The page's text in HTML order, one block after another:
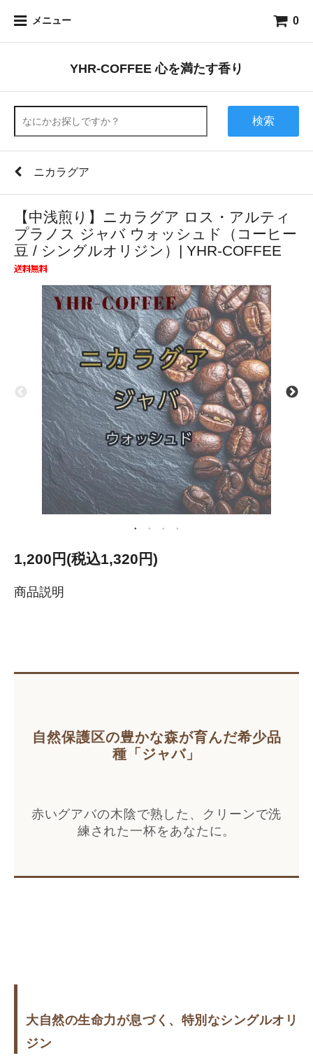
メニュー 0
YHR-COFFEE 心を満たす香り
検索
ニカラグア
【中浅煎り】ニカラグア ロス・アルティ
プラノス ジャバ ウォッシュド（コーヒー
豆 / シングルオリジン）| YHR-COFFEE
1,200円(税込1,320円)
商品説明
自然保護区の豊かな森が育んだ希少品
種「ジャバ」
赤いグアバの木陰で熟した、クリーンで洗
練された一杯をあなたに。
大自然の生命力が息づく、特別なシングルオリ
ジン